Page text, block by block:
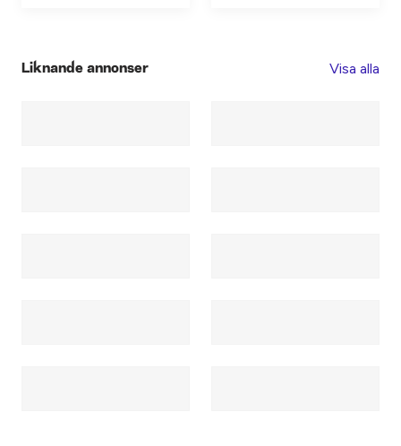
Liknande annonser Visa alla